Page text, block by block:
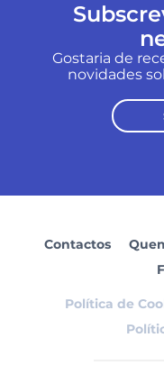
Gostaria de
novidades
Contactos
Política de